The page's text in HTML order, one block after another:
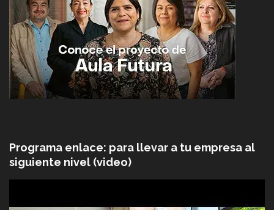
Programa enlace: para llevar a tu empresa al
siguiente nivel (video)